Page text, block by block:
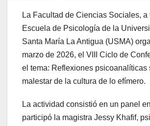
La Facultad de Ciencias Sociales, a
Escuela de Psicología de la
Santa María La Antigua (USMA)
marzo de 2026, el VIII Ciclo de
el tema: Reflexiones psicoanalíticas
malestar de la cultura de lo efímero.
La actividad consistió en un panel
participó la magistra Jessy Khafif,